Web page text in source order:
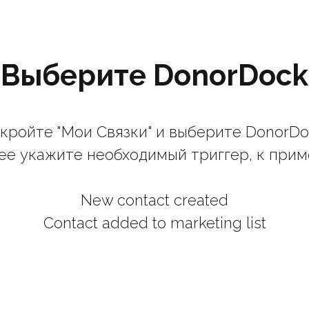
Выберите DonorDock
"Мои Связки" и выберите
укажите необходимый триггер, к
New contact created
Contact added to marketing list